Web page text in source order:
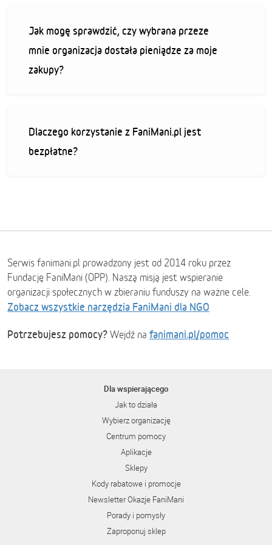
Jak mogę sprawdzić, czy wybrana przeze
mnie organizacja dostała pieniądze za moje
zakupy?
Dlaczego korzystanie z FaniMani.pl jest
bezpłatne?
Serwis fanimani.pl prowadzony jest od 2014 roku przez
Fundację FaniMani (OPP). Naszą misją jest wspieranie
organizacji społecznych w zbieraniu funduszy na ważne cele.
Zobacz wszystkie narzędzia FaniMani dla NGO
Potrzebujesz pomocy? Wejdź na fanimani.pl/pomoc
Dla wspierającego
Jak to działa
Wybierz organizację
Centrum pomocy
Aplikacje
Sklepy
Kody rabatowe i promocje
Newsletter Okazje FaniMani
Porady i pomysły
Zaproponuj sklep